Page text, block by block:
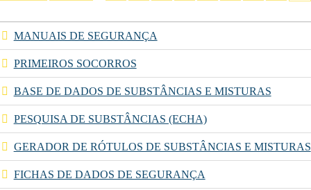
MANUAIS DE SEGURANÇA
PRIMEIROS SOCORROS
BASE DE DADOS DE SUBSTÂNCIAS E MISTURAS
PESQUISA DE SUBSTÂNCIAS (ECHA)
GERADOR DE RÓTULOS DE SUBSTÂNCIAS E MISTURAS
FICHAS DE DADOS DE SEGURANÇA